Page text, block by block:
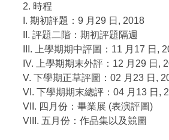
2. 時程
I. 期初評題：9 月29 日, 2018
II. 評題二階：期初評題隔週
III. 上學期期中評圖：11 月17 日,
IV. 上學期期末外評：12 月29 日,
V. 下學期正草評圖：02 月23 日,
VI. 下學期期末總評：04 月13 日,
VII. 四月份：畢業展 (表演評圖)
VIII. 五月份：作品集以及競圖